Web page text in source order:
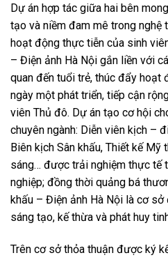
Dự án hợp tác giữa hai bên
tạo và niềm đam mê trong nghệ
hoạt động thực tiễn của sinh
– Điện ảnh Hà Nội gắn liền với
quan đến tuổi trẻ, thúc đẩy hoạt
ngày một phát triển, tiếp cận
viên Thủ đô. Dự án tạo cơ hội
chuyên ngành: Diễn viên kịch –
Biên kịch Sân khấu, Thiết kế Mỹ
sáng… được trải nghiệm thực tế
nghiệp; đồng thời quảng bá
khấu – Điện ảnh Hà Nội là cơ sở
sáng tạo, kế thừa và phát huy
Trên cơ sở thỏa thuận được ký